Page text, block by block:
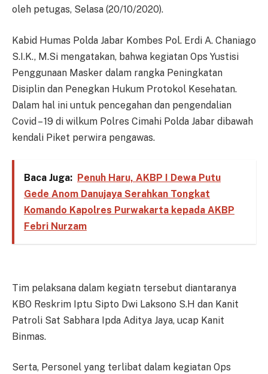
oleh petugas, Selasa (20/10/2020).
Kabid Humas Polda Jabar Kombes Pol. Erdi A. Chaniago
S.I.K., M.Si mengatakan, bahwa kegiatan Ops Yustisi
Penggunaan Masker dalam rangka Peningkatan
Disiplin dan Penegkan Hukum Protokol Kesehatan.
Dalam hal ini untuk pencegahan dan pengendalian
Covid – 19 di wilkum Polres Cimahi Polda Jabar dibawah
kendali Piket perwira pengawas.
Baca Juga: Penuh Haru, AKBP I Dewa Putu
Gede Anom Danujaya Serahkan Tongkat
Komando Kapolres Purwakarta kepada AKBP
Febri Nurzam
Tim pelaksana dalam kegiatn tersebut diantaranya
KBO Reskrim Iptu Sipto Dwi Laksono S.H dan Kanit
Patroli Sat Sabhara Ipda Aditya Jaya, ucap Kanit
Binmas.
Serta, Personel yang terlibat dalam kegiatan Ops